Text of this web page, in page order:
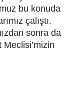
bu konuda
çalıştı.
sonra da